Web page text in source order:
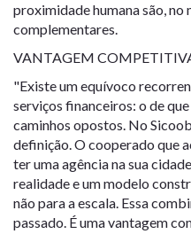
proximidade humana são,
complementares.
VANTAGEM
"Existe um equívoco
serviços financeiros: o de
caminhos opostos. No
definição. O cooperado que
ter uma agência na sua
realidade e um modelo
não para a escala. Essa
passado. É uma vantagem